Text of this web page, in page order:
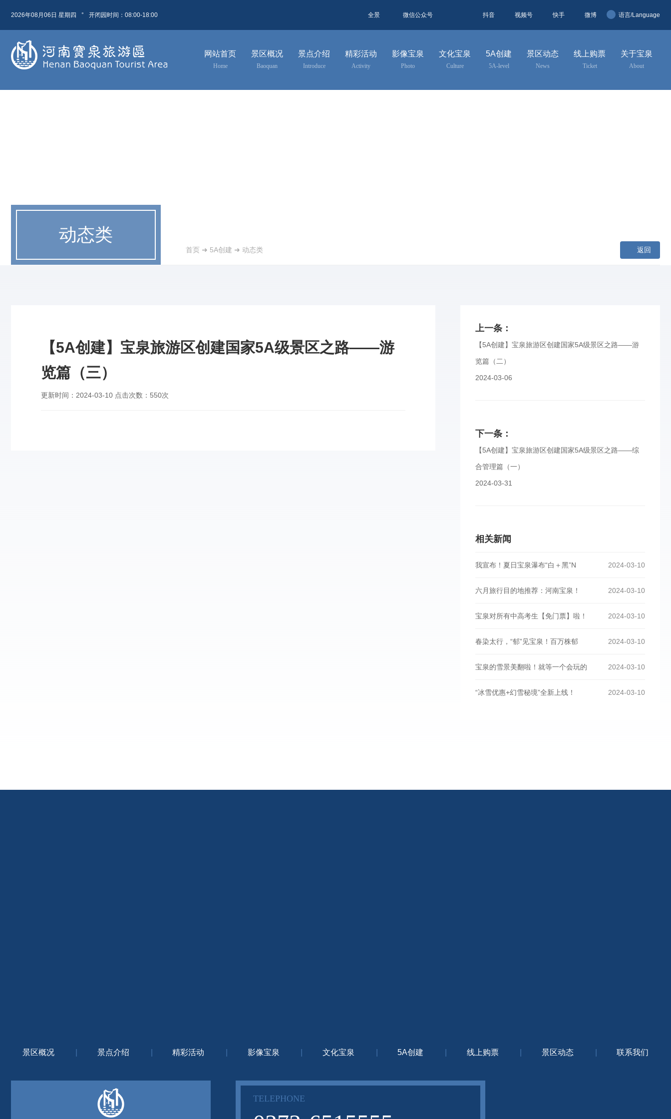
2026年08月06日 星期四 °
今天( 星期四) 明天( 星期五) 后天( 星期六)
开闭园时间：08:00-18:00 语言/Language
English
全景 微信公众号 抖音 视频号 快手 微博
网站首页
Home
景区概况
Baoquan
景点介绍
Introduce
精彩活动
Activity
影像宝泉
Photo
文化宝泉
Culture
5A创建
5A-level
景区动态
News
线上购票
Ticket
关于宝泉
About
动态类
首页 ➜ 5A创建 ➜ 动态类 返回
【5A创建】宝泉旅游区创建国家5A级景区之路——游
览篇（三）
更新时间： 2024-03-10 点击次数： 550次
上一条：
【5A创建】宝泉旅游区创建国家5A级景区之路——游
览篇（二）
2024-03-06
下一条：
【5A创建】宝泉旅游区创建国家5A级景区之路——综
合管理篇（一）
2024-03-31
相关新闻
2024-03-10
我宣布！夏日宝泉瀑布“白＋黑”N
2024-03-10
六月旅行目的地推荐：河南宝泉！
2024-03-10
宝泉对所有中高考生【免门票】啦！
2024-03-10
春染太行，“郁”见宝泉！百万株郁
2024-03-10
宝泉的雪景美翻啦！就等一个会玩的
2024-03-10
“冰雪优惠+幻雪秘境”全新上线！
景区概况 景点介绍 精彩活动 影像宝泉 文化宝泉 5A创建 线上购票 景区动态 联系我们
TELEPHONE